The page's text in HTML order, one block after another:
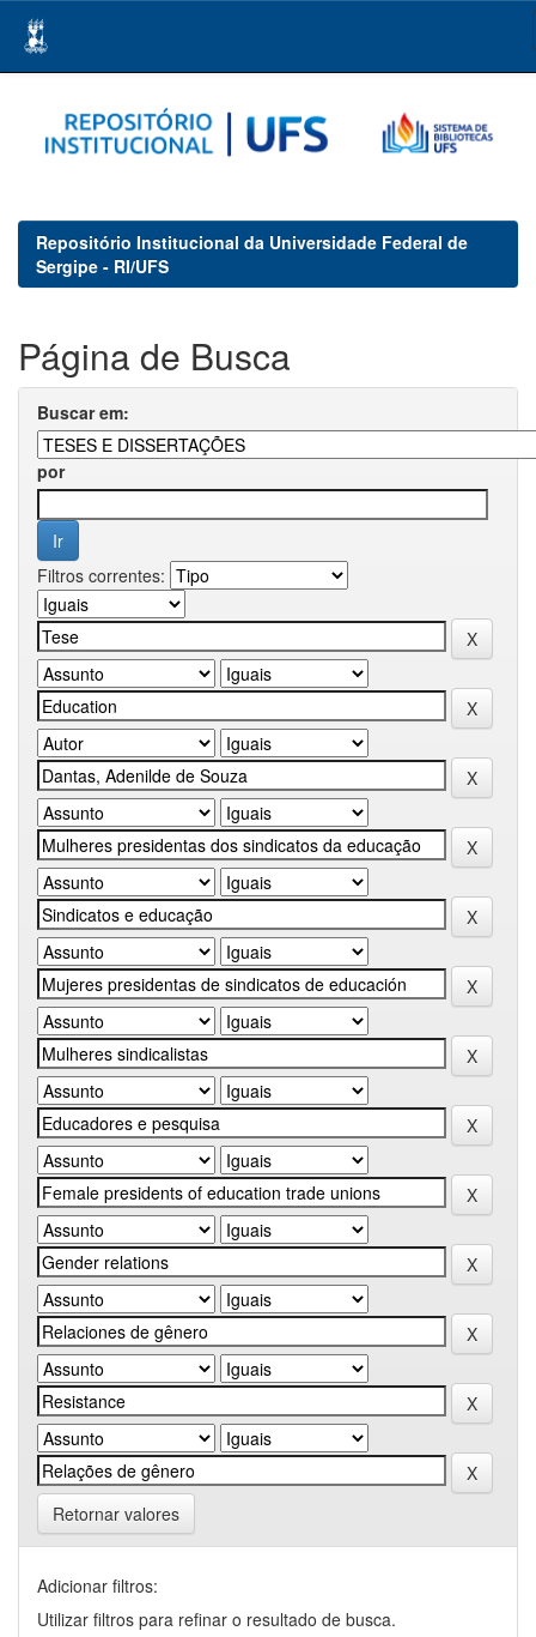
navigation
Repositório Institucional da Universidade Federal de
Sergipe - RI/UFS
Página de Busca
Buscar em:
por
Filtros correntes:
Retornar valores
Adicionar filtros:
Utilizar filtros para refinar o resultado de busca.